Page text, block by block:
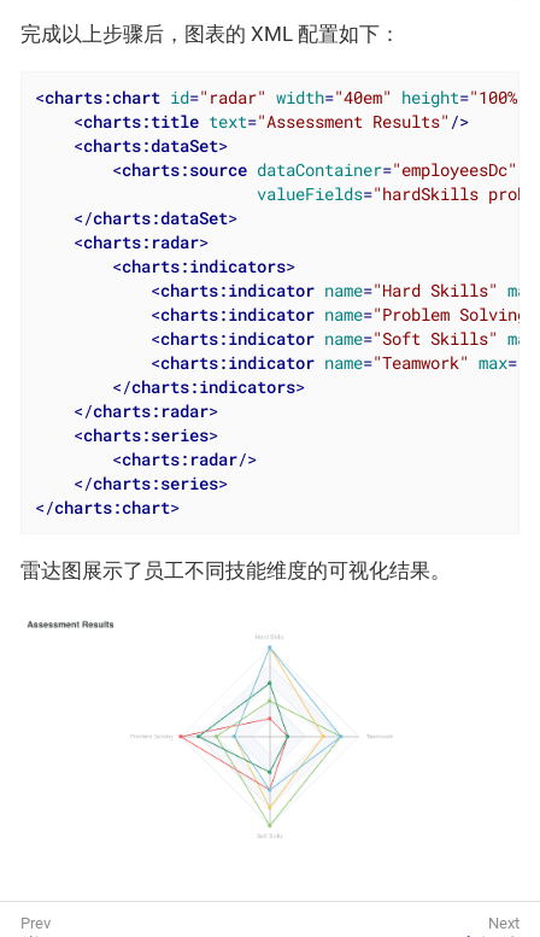
完成以上步骤后，图表的 XML 配置如下：
<charts:chart id="radar" width="40em" height="100%"
<charts:title text="Assessment Results" />
<charts:dataSet>
<charts:source dataContainer="employeesDc"
valueFields="hardSkills
</charts:dataSet>
<charts:radar>
<charts:indicators>
<charts:indicator name="Hard Skills" max
<charts:indicator name="Problem Solving"
<charts:indicator name="Soft Skills" max
<charts:indicator name="Teamwork" max=
</charts:indicators>
</charts:radar>
<charts:series>
<charts:radar/>
</charts:series>
</charts:chart>
雷达图展示了员工不同技能维度的可视化结果。